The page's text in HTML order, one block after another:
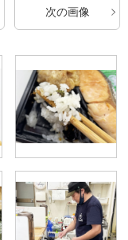
次の画像